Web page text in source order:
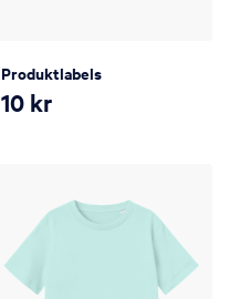
Produktlabels
10 kr